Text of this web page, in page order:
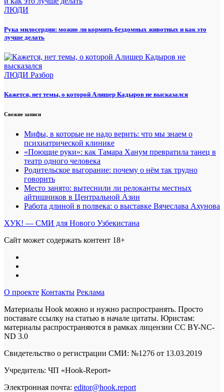
ЛЮДИ
Рука милосердия: можно ли кормить бездомных животных и как это
лучше делать
ЛЮДИ Разбор
Кажется, нет темы, о которой Алишер Кадыров не высказался
Свежие записи
Мифы, в которые не надо верить: что мы знаем о
психиатрической клинике
«Поющие руки»: как Тамара Ханум превратила танец в
театр одного человека
Родительское выгорание: почему о нём так трудно
говорить
Место занято: вытеснили ли релоканты местных
айтишников в Центральной Азии
Работа длиной в полвека: о выставке Вячеслава Ахунова
ХУК! — СМИ для Нового Узбекистана
Сайт может содержать контент 18+
О проекте Контакты Реклама
Материалы Hook можно и нужно распространять. Просто
поставьте ссылку на статью в начале цитаты. Юристам:
материалы распространяются в рамках лицензии CC BY-NC-
ND 3.0
Свидетельство о регистрации СМИ: №1276 от 13.03.2019
Учредитель: ЧП «Hook-Report»
Электронная почта: editor@hook.report